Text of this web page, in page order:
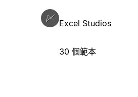
Excel Studios
30 個範本